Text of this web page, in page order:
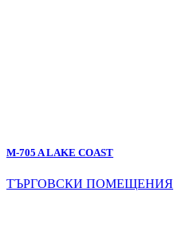
M-705 A LAKE COAST
ТЪРГОВСКИ ПОМЕЩЕНИЯ